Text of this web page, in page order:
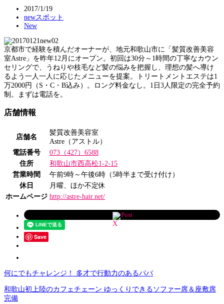
2017/1/19
newスポット
New
京都市で経験を積んだオーナーが、地元和歌山市に「髪質改善美容
室Astre」を昨年12月にオープン。初回は30分～1時間の丁寧なカウン
セリングで、うねりや枝毛など髪の悩みを把握し、理想の髪へ導け
るよう一人一人に応じたメニューを提案。トリートメントエステは1
万2000円（S・C・B込み）。ロング料金なし。1日3人限定の完全予約
制。まずは電話を。
店舗情報
店舗名
髪質改善美容室
Astre（アストル）
電話番号
073（427）6588
住所
和歌山市西高松1-2-15
営業時間
午前9時～午後6時（5時半まで受け付け）
休日
月曜、ほか不定休
ホームページ http://astre-hair.net/
Post
Save
何にでもチャレンジ！ 多才で行動力のあるパパ
和歌山初上陸のカフェチェーン ゆっくりできるソファー席＆座敷席
完備